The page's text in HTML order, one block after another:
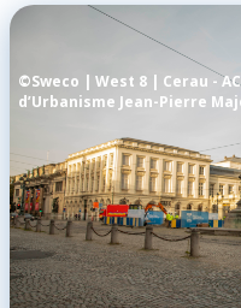
©Sweco | West 8 | Cerau -
d’Urbanisme Jean-Pierre